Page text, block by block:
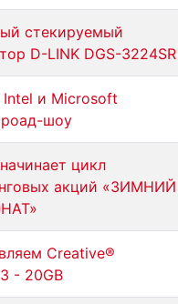
стекируемый
D-LINK DGS-3224SR
и Microsoft
шоу
цикл
акций «ЗИМНИЙ
Creative®
- 20GB